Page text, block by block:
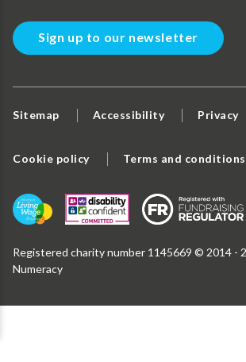
Sign up to our newsletter
Sitemap Accessibility Privacy
Cookie policy Terms and conditions
Registered charity number 1145669 © 2014 -
Numeracy